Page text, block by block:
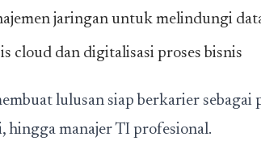
jaringan untuk melindungi
cloud dan digitalisasi proses bisnis
lulusan siap berkarier sebagai
hingga manajer TI profesional.